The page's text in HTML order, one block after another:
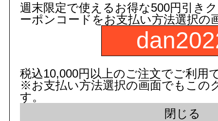
c 2015 dandorie.com All
表示モード： モバ
週末限定で使えるお得な500円引き
ーポンコードをお支払い方法選択の
税込10,000円以上のご注文でご利用
※お支払い方法選択の画面でもこの
す。
閉じる